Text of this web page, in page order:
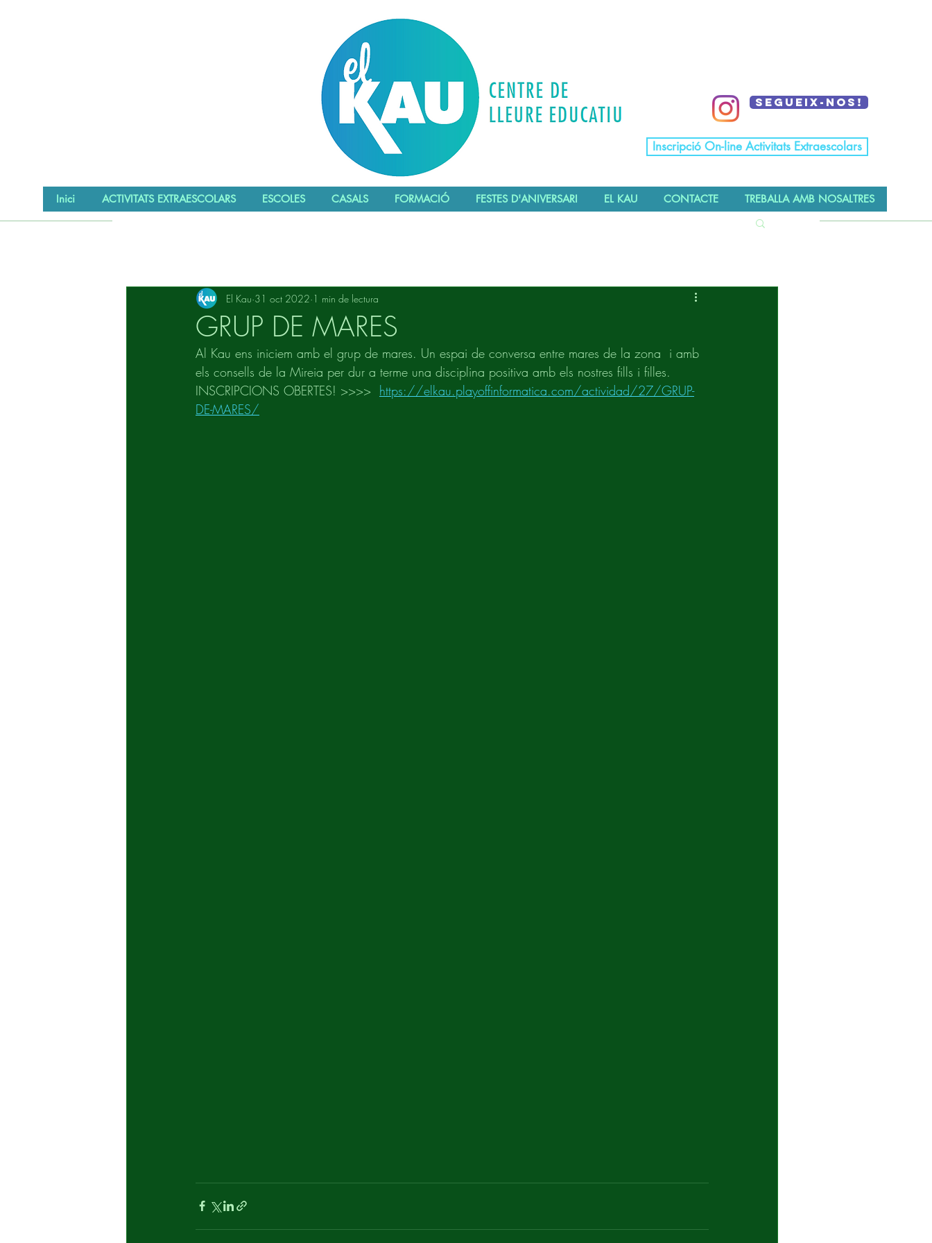
Inscripció On-line Activitats Extraescolars
Segueix-nos!
Inici ACTIVITATS EXTRAESCOLARS ESCOLES CASALS FORMACIÓ FESTES D'ANIVERSARI EL KAU CONTACTE TREBALLA AMB NOSALTRES
GRUP DE MARES
El Kau 31 oct 2022 1 min de lectura
Al Kau ens iniciem amb el grup de mares. Un espai de conversa entre mares de la zona  i amb
els consells de la Mireia per dur a terme una disciplina positiva amb els nostres fills i filles.
INSCRIPCIONS OBERTES! >>>> https://elkau.playoffinformatica.com/actividad/27/GRUP-
DE-MARES/